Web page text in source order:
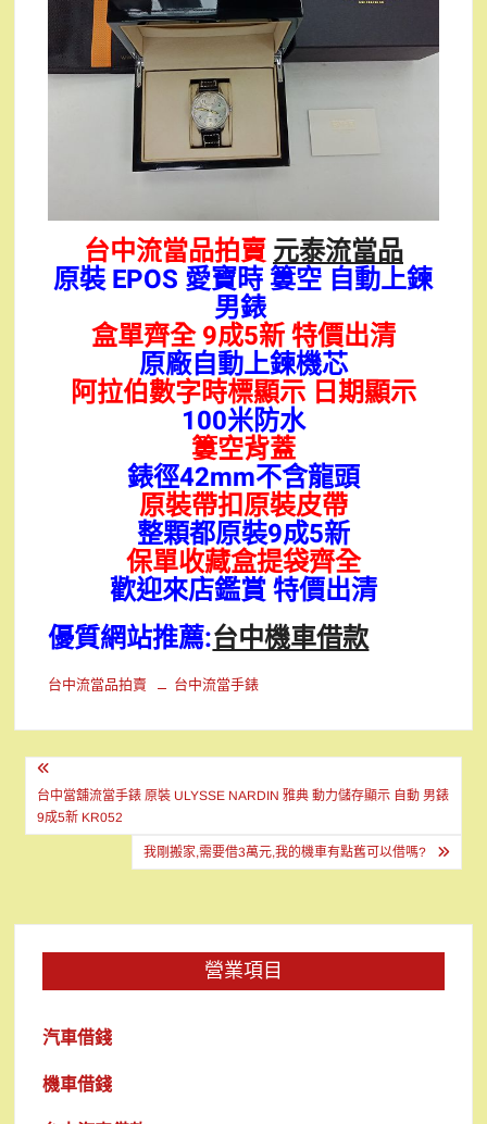
台中流當品拍賣元泰流當品
原裝 EPOS 愛寶時 簍空 自動上鍊
男錶
盒單齊全 9成5新 特價出清
原廠自動上鍊機芯
阿拉伯數字時標顯示 日期顯示
100米防水
簍空背蓋
錶徑42mm不含龍頭
原裝帶扣原裝皮帶
整顆都原裝9成5新
保單收藏盒提袋齊全
歡迎來店鑑賞 特價出清
優質網站推薦:台中機車借款
台中流當品拍賣 台中流當手錶
文
章
導
台中當舖流當手錶 原裝 ULYSSE NARDIN 雅典 動力儲存顯示 自動 男錶
9成5新 KR052
我剛搬家,需要借3萬元,我的機車有點舊可以借嗎?
營業項目
汽車借錢
機車借錢